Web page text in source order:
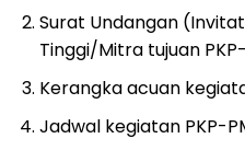
Surat Undangan
Tinggi/Mitra tujuan
Kerangka acuan
Jadwal kegiatan PKP-